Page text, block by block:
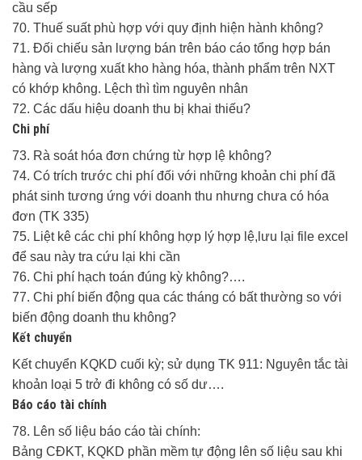
cầu sếp
70. Thuế suất phù hợp với quy định hiện hành không?
71. Đối chiếu sản lượng bán trên báo cáo tổng hợp bán
hàng và lượng xuất kho hàng hóa, thành phẩm trên NXT
có khớp không. Lệch thì tìm nguyên nhân
72. Các dấu hiệu doanh thu bị khai thiếu?
Chi phí
73. Rà soát hóa đơn chứng từ hợp lệ không?
74. Có trích trước chi phí đối với những khoản chi phí đã
phát sinh tương ứng với doanh thu nhưng chưa có hóa
đơn (TK 335)
75. Liệt kê các chi phí không hợp lý hợp lệ,lưu lại file excel
để sau này tra cứu lại khi cần
76. Chi phí hạch toán đúng kỳ không?….
77. Chi phí biến động qua các tháng có bất thường so với
biến động doanh thu không?
Kết chuyển
Kết chuyển KQKD cuối kỳ; sử dụng TK 911: Nguyên tắc tài
khoản loại 5 trở đi không có số dư….
Báo cáo tài chính
78. Lên số liệu báo cáo tài chính:
Bảng CĐKT, KQKD phần mềm tự động lên số liệu sau khi